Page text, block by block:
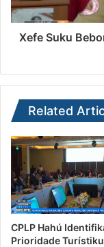
Xefe Suku
Related
CPLP Hahú
Prioridade